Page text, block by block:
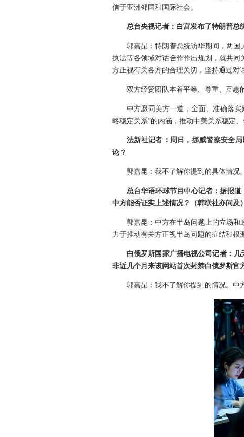
信于亚洲邻国和国际社会。
总台央视记者：白宫发布了特朗普总
郭嘉昆：特朗普总统访华期间，两国
执法等各领域对话合作作出规划，就共
方正视有关各方的合理关切，坚持通过对
双方经贸团队本着平等、尊重、互惠
中方愿同美方一道，全面、准确落
略稳定关系”的内涵，推动中美关系稳定、
法新社记者：周日，挪威警察安全
论？
郭嘉昆：我不了解你提到的具体情况
总台华语环球节目中心记者：据报道
中方能否证实上述情况？（韩联社亦问及）
郭嘉昆：中方在半岛问题上的立场
力于推动有关方正视半岛问题的症结和根
白俄罗斯国家广播电视公司记者：
非近几个月来该网站首次封禁白俄罗斯官
郭嘉昆：我不了解你提到的情况。中